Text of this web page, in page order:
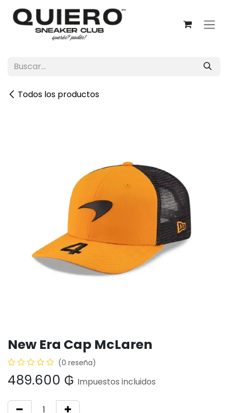
Ir al contenido
Todos los productos
New Era Cap McLaren
(0 reseña)
489.600 ₲ Impuestos incluidos